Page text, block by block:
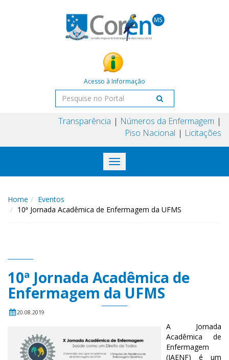
Acesso à Informação
Transparência
Números da Enfermagem
Piso Nacional
Licitações
Toggle
navigation
Home
Eventos
10ª Jornada Acadêmica de Enfermagem da UFMS
10ª Jornada Acadêmica de
Enfermagem da UFMS
20.08.2019
A Jornada
Acadêmica de
Enfermagem
(JAENF) é um